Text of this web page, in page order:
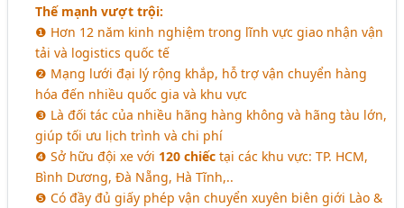
Thế mạnh vượt trội:
❶ Hơn 12 năm kinh nghiệm trong lĩnh vực giao nhận vận
tải và logistics quốc tế
❷ Mạng lưới đại lý rộng khắp, hỗ trợ vận chuyển hàng
hóa đến nhiều quốc gia và khu vực
❸ Là đối tác của nhiều hãng hàng không và hãng tàu lớn,
giúp tối ưu lịch trình và chi phí
❹ Sở hữu đội xe với 120 chiếc tại các khu vực: TP. HCM,
Bình Dương, Đà Nẵng, Hà Tĩnh,..
❺ Có đầy đủ giấy phép vận chuyển xuyên biên giới Lào &